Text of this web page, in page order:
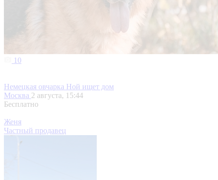
10
Немецкая овчарка Ной ищет дом
Москва 2 августа, 15:44
Бесплатно
Женя
Частный продавец